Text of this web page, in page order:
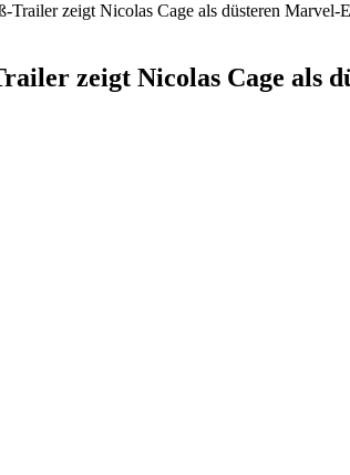
Trailer zeigt Nicolas Cage als düsteren Marvel-
zeigt Nicolas Cage als